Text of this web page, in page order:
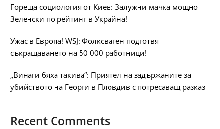
Гореща социология от Киев: Залужни мачка мощно
Зеленски по рейтинг в Украйна!
Ужас в Европа! WSJ: Фолксваген подготвя
съкращаването на 50 000 работници!
„Винаги бяха такива“: Приятел на задържаните за
убийството на Георги в Пловдив с потресаващ разказ
Recent Comments